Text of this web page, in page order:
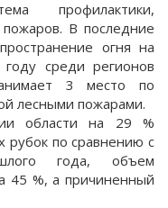
профилактики,
В последние
огня на
среди регионов
3 место по
лесными пожарами.
области на 29 %
рубок по сравнению с
года, объем
45 %, а причиненный